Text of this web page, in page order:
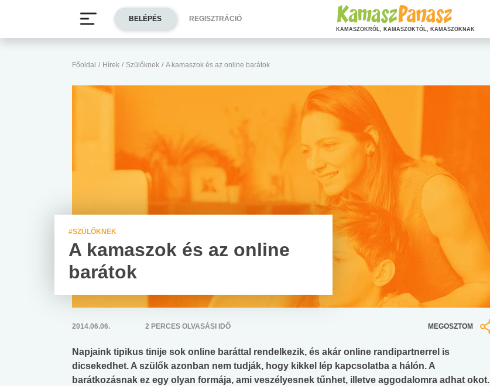
Főoldal / Hírek / Szülőknek / A kamaszok és az online barátok
#SZÜLŐKNEK
A kamaszok és az online
barátok
2014.06.06. 2 PERCES OLVASÁSI IDŐ MEGOSZTOM
Napjaink tipikus tinije sok online baráttal rendelkezik, és akár online randipartnerrel is
dicsekedhet. A szülők azonban nem tudják, hogy kikkel lép kapcsolatba a hálón. A
barátkozásnak ez egy olyan formája, ami veszélyesnek tűnhet, illetve aggodalomra adhat okot.
BELÉPÉS REGISZTRÁCIÓ
KAMASZOKRÓL, KAMASZOKTÓL, KAMASZOKNAK